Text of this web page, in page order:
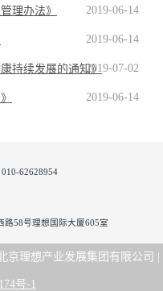
理办法》 2019-06-14
2019-06-14
持续发展的通知》2019-07-02
2019-06-14
62628954
路58号理想国际大厦605室
京理想产业发展集团有限公司 |
号-1